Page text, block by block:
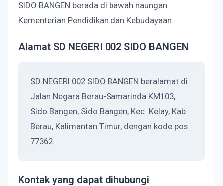
SIDO BANGEN berada di bawah naungan
Kementerian Pendidikan dan Kebudayaan.
Alamat SD NEGERI 002 SIDO BANGEN
SD NEGERI 002 SIDO BANGEN beralamat di
Jalan Negara Berau-Samarinda KM103,
Sido Bangen, Sido Bangen, Kec. Kelay, Kab.
Berau, Kalimantan Timur, dengan kode pos
77362.
Kontak yang dapat dihubungi